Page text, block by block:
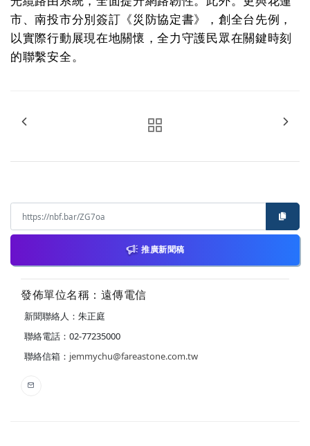
市、南投市分別簽訂《災防協定書》，創全台先例，
以實際行動展現在地關懷，全力守護民眾在關鍵時刻
的聯繫安全。
推廣新聞稿
發佈單位名稱：遠傳電信
新聞聯絡人：朱正庭
聯絡電話：02-77235000
聯絡信箱： jemmychu@fareastone.com.tw